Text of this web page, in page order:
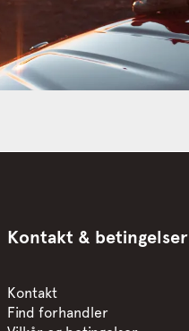
Kontakt & betingelser
Kontakt
Find forhandler